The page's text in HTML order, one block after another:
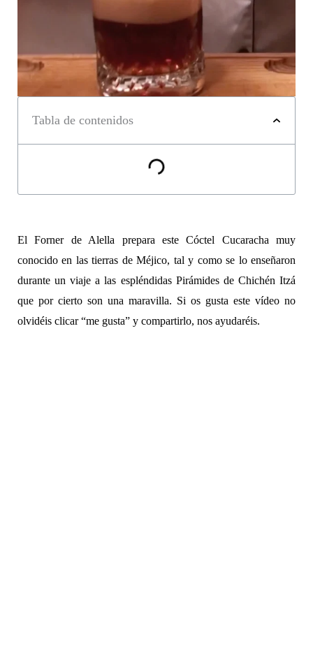
Tabla de contenidos
El Forner de Alella prepara este Cóctel Cucaracha muy
conocido en las tierras de Méjico, tal y como se lo enseñaron
durante un viaje a las espléndidas Pirámides de Chichén Itzá
que por cierto son una maravilla. Si os gusta este vídeo no
olvidéis clicar “me gusta” y compartirlo, nos ayudaréis.